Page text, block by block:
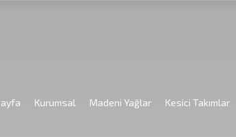
Kurumsal Madeni Yağlar Kesici Takımlar